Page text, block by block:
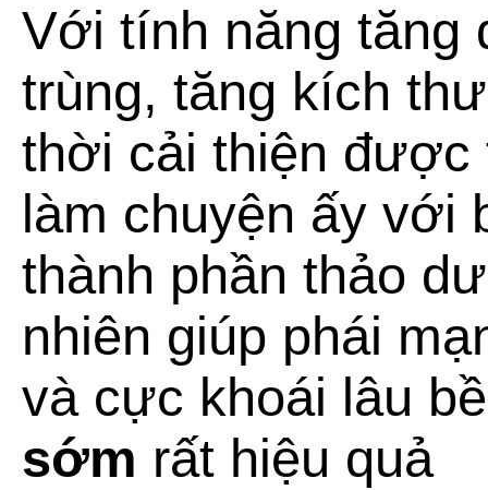
Với tính năng tăng
trùng, tăng kích
thời cải thiện được
làm chuyện ấy với
thành phần thảo
nhiên giúp phái
và cực khoái lâu
sớm rất hiệu quả